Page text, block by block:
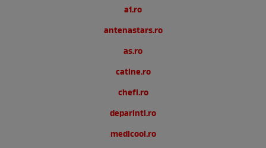
a1.ro
antenastars.ro
as.ro
catine.ro
chefi.ro
deparinti.ro
medicool.ro